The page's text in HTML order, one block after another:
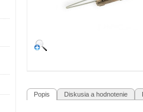
Popis Diskusia a hodnotenie